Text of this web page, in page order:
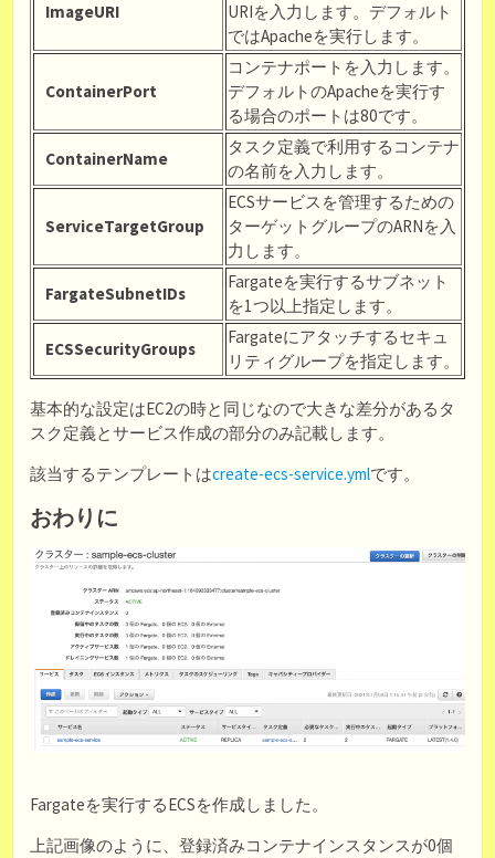
ImageURI
URIを入力します。デフォルト
ではApacheを実行します。
ContainerPort
コンテナポートを入力します。
デフォルトのApacheを実行す
る場合のポートは80です。
ContainerName
タスク定義で利用するコンテナ
の名前を入力します。
ServiceTargetGroup
ECSサービスを管理するための
ターゲットグループのARNを入
力します。
FargateSubnetIDs
Fargateを実行するサブネット
を1つ以上指定します。
ECSSecurityGroups
Fargateにアタッチするセキュ
リティグループを指定します。
基本的な設定はEC2の時と同じなので大きな差分があるタ
スク定義とサービス作成の部分のみ記載します。
該当するテンプレートはcreate-ecs-service.ymlです。
おわりに
Fargateを実行するECSを作成しました。
上記画像のように、登録済みコンテナインスタンスが0個